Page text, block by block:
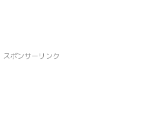
スポンサーリンク